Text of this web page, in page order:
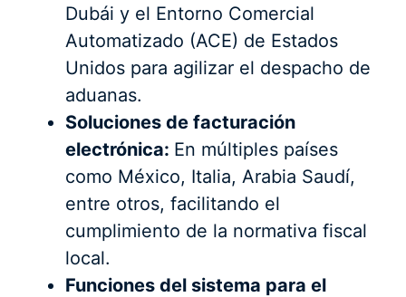
Dubái y el Entorno Comercial
Automatizado (ACE) de Estados
Unidos para agilizar el despacho de
aduanas.
Soluciones de facturación
electrónica: En múltiples países
como México, Italia, Arabia Saudí,
entre otros, facilitando el
cumplimiento de la normativa fiscal
local.
Funciones del sistema para el